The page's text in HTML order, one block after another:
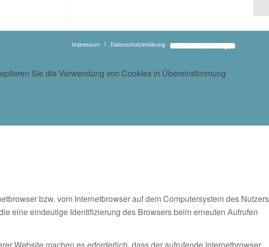
Impressum Datenschutzerklärung Cookie Einstellungen
Sie die Verwendung von Cookies in Übereinstimmung
bzw. vom Internetbrowser auf dem Computersystem des Nutzers
eine eindeutige Identifizierung des Browsers beim erneuten Aufrufen